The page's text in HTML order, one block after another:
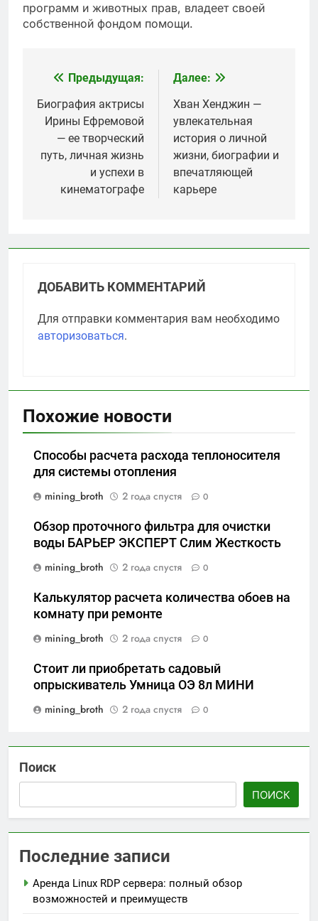
программ и животных прав, владеет своей
собственной фондом помощи.
Навигация
по
записям
Предыдущая:
Биография актрисы
Ирины Ефремовой
— ее творческий
путь, личная жизнь
и успехи в
кинематографе
Далее:
Хван Хенджин —
увлекательная
история о личной
жизни, биографии и
впечатляющей
карьере
ДОБАВИТЬ КОММЕНТАРИЙ
Для отправки комментария вам необходимо
авторизоваться.
Похожие новости
Способы расчета расхода теплоносителя
для системы отопления
mining_broth
2 года спустя 0
Обзор проточного фильтра для очистки
воды БАРЬЕР ЭКСПЕРТ Слим Жесткость
mining_broth
2 года спустя 0
Калькулятор расчета количества обоев на
комнату при ремонте
mining_broth
2 года спустя 0
Стоит ли приобретать садовый
опрыскиватель Умница ОЭ 8л МИНИ
mining_broth
2 года спустя 0
Поиск
ПОИСК
Последние записи
Аренда Linux RDP сервера: полный обзор
возможностей и преимуществ